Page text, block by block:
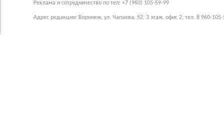
Реклама и сотрудничество по тел: +7 (960) 105-59-99
Адрес редакции: Воронеж, ул. Чапаева, 52, 3 этаж, офис 2, тел. 8 960-